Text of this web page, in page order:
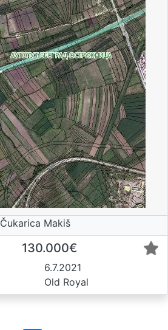
Čukarica Makiš
130.000€
6.7.2021
Old Royal